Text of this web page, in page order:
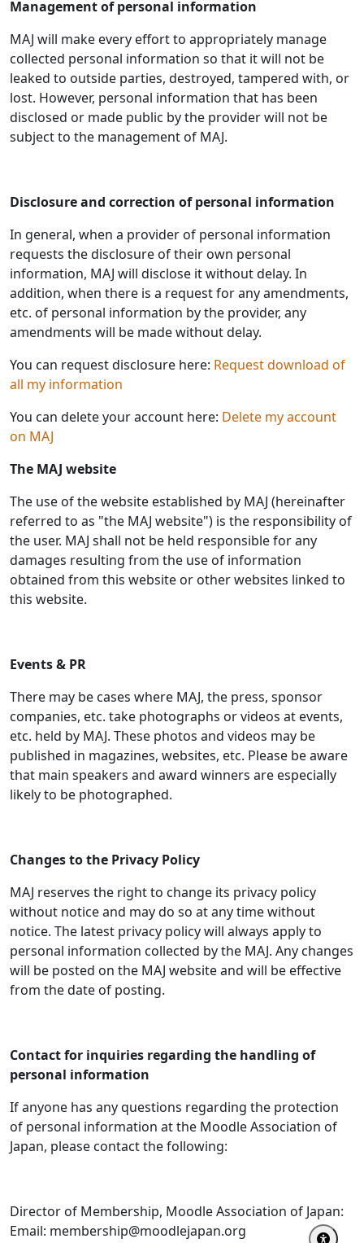
Management of personal information
MAJ will make every effort to appropriately manage
collected personal information so that it will not be
leaked to outside parties, destroyed, tampered with, or
lost. However, personal information that has been
disclosed or made public by the provider will not be
subject to the management of MAJ.
Disclosure and correction of personal information
In general, when a provider of personal information
requests the disclosure of their own personal
information, MAJ will disclose it without delay. In
addition, when there is a request for any amendments,
etc. of personal information by the provider, any
amendments will be made without delay.
You can request disclosure here: Request download of
all my information
You can delete your account here: Delete my account
on MAJ
The MAJ website
The use of the website established by MAJ (hereinafter
referred to as "the MAJ website") is the responsibility of
the user. MAJ shall not be held responsible for any
damages resulting from the use of information
obtained from this website or other websites linked to
this website.
Events & PR
There may be cases where MAJ, the press, sponsor
companies, etc. take photographs or videos at events,
etc. held by MAJ. These photos and videos may be
published in magazines, websites, etc. Please be aware
that main speakers and award winners are especially
likely to be photographed.
Changes to the Privacy Policy
MAJ reserves the right to change its privacy policy
without notice and may do so at any time without
notice. The latest privacy policy will always apply to
personal information collected by the MAJ. Any changes
will be posted on the MAJ website and will be effective
from the date of posting.
Contact for inquiries regarding the handling of
personal information
If anyone has any questions regarding the protection
of personal information at the Moodle Association of
Japan, please contact the following:
Director of Membership, Moodle Association of Japan:
Email: membership@moodlejapan.org